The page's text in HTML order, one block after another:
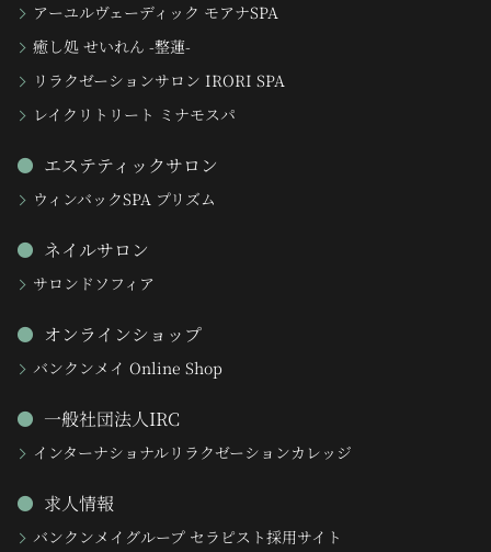
アーユルヴェーディック モアナSPA
癒し処 せいれん -整蓮-
リラクゼーションサロン IRORI SPA
レイクリトリート ミナモスパ
エステティックサロン
ウィンバックSPA プリズム
ネイルサロン
サロンドソフィア
オンラインショップ
バンクンメイ Online Shop
一般社団法人IRC
インターナショナルリラクゼーションカレッジ
求人情報
バンクンメイグループ セラピスト採用サイト